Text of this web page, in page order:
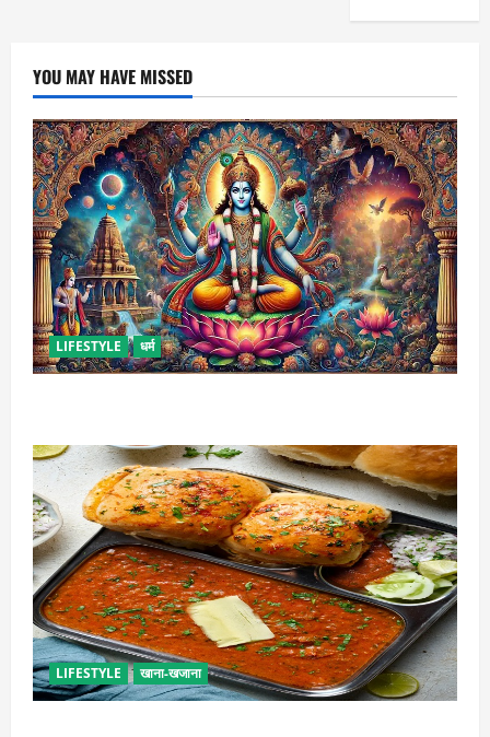
YOU MAY HAVE MISSED
LIFESTYLE धर्म
LIFESTYLE खाना-खजाना